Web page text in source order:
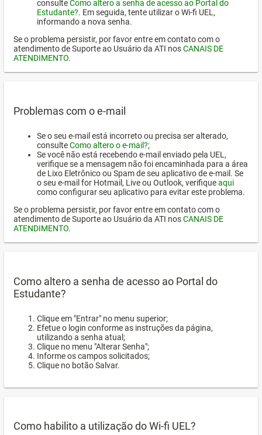
consulteComo altero a senha de acesso ao Portal do
Estudante?. Em seguida, tente utilizar o Wi-fi UEL,
informando a nova senha.
Se o problema persistir, por favor entre em contato com o
atendimento de Suporte ao Usuário da ATI nosCANAIS DE
ATENDIMENTO.
Problemas com o e-mail
Se o seu e-mail está incorreto ou precisa ser alterado,
consulteComo altero o e-mail?;
Se você não está recebendo e-mail enviado pela UEL,
verifique se a mensagem não foi encaminhada para a área
de Lixo Eletrônico ou Spam de seu aplicativo de e-mail. Se
o seu e-mail for Hotmail, Live ou Outlook, verifiqueaqui
como configurar seu aplicativo para evitar este problema.
Se o problema persistir, por favor entre em contato com o
atendimento de Suporte ao Usuário da ATI nosCANAIS DE
ATENDIMENTO.
Como altero a senha de acesso ao Portal do
Estudante?
Clique em "Entrar" no menu superior;
Efetue o login conforme as instruções da página,
utilizando a senha atual;
Clique no menu "Alterar Senha";
Informe os campos solicitados;
Clique no botão Salvar.
Como habilito a utilização do Wi-fi UEL?